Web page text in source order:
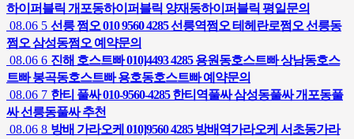
하이퍼블릭 개포동하이퍼블릭 양재동하이퍼블릭 평일문의
08.06 5 선릉 쩜오 010 9560 4285 선릉역쩜오 테헤란로쩜오 선릉동
쩜오 삼성동쩜오 예약문의
08.06 6 진해 호스트빠 010]4493 4285 용원동호스트빠 상남동호스
트빠 봉곡동호스트빠 용호동호스트빠 예약문의
08.06 7 한티 풀싸 010-9560-4285 한티역풀싸 삼성동풀싸 개포동풀
싸 선릉동풀싸 추천
08.06 8 방배 가라오케 010]9560 4285 방배역가라오케 서초동가라